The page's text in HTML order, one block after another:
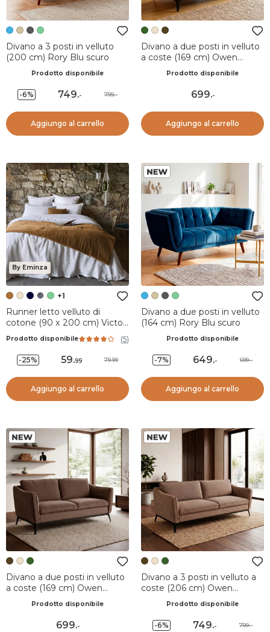
Divano a 3 posti in velluto
(200 cm) Rory Blu scuro
Prodotto disponibile
-6% 749.- 799.-
Aggiungo al carrello
Divano a due posti in velluto
a coste (169 cm) Owen
Prodotto disponibile
699.-
Aggiungo al carrello
By Eminza
+1
Runner letto velluto di
cotone (90 x 200 cm) Victor
Prodotto disponibile (5)
-25% 59.99 79.99
Aggiungo al carrello
Divano a due posti in velluto
(164 cm) Rory Blu scuro
Prodotto disponibile
-7% 649.- 699.-
Aggiungo al carrello
Divano a due posti in velluto
a coste (169 cm) Owen
Prodotto disponibile
699.-
Divano a 3 posti in velluto a
coste (206 cm) Owen
Prodotto disponibile
-6% 749.- 799.-